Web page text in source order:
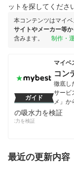
ットを探してくださ
本コンテンツはマイ
サイトやメーカー等
含みます。
制作・
ガイド
マイベ
コン
徹底し
サービ
メ」か
ストな
コ
水力を検証
最近の更新内容